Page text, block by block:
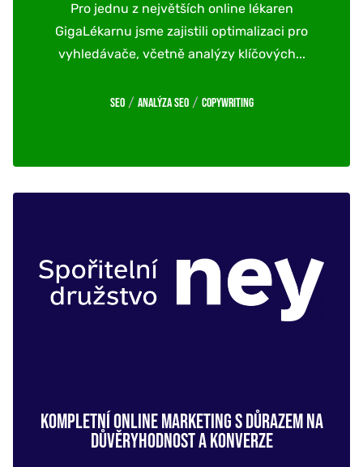
Pro jednu z největších online lékaren
GigaLékarnu jsme zajistili optimalizaci pro
vyhledávače, včetně analýzy klíčových...
SEO / Analýza SEO / Copywriting
KOMPLETNÍ ONLINE MARKETING S DŮRAZEM NA
DŮVĚRYHODNOST A KONVERZE